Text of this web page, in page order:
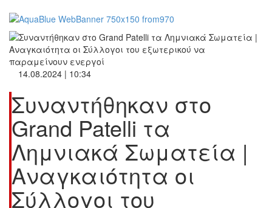
14.08.2024 | 10:34
Συναντήθηκαν στο
Grand Patelli τα
Λημνιακά Σωματεία |
Αναγκαιότητα οι
Σύλλογοι του